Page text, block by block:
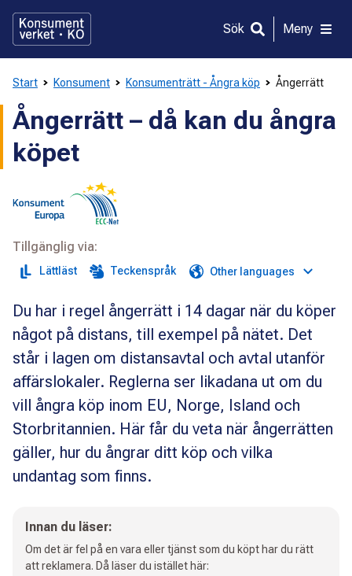
direkt
innehållet
Sök Meny
Start Konsument Konsumenträtt - Ångra köp Ångerrätt
Ångerrätt – då kan du ångra
köpet
Tillgänglig via:
Lättläst Teckenspråk Other languages
Du har i regel ångerrätt i 14 dagar när du köper
något på distans, till exempel på nätet. Det
står i lagen om distansavtal och avtal utanför
affärslokaler. Reglerna ser likadana ut om du
vill ångra köp inom EU, Norge, Island och
Storbritannien. Här får du veta när ångerrätten
gäller, hur du ångrar ditt köp och vilka
undantag som finns.
Innan du läser:
Om det är fel på en vara eller tjänst som du köpt har du rätt
att reklamera. Då läser du istället här: